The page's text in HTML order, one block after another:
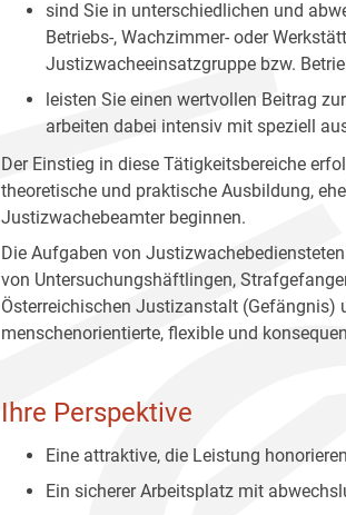
sind Sie in unterschiedlichen und
Betriebs-, Wachzimmer- oder
Justizwacheeinsatzgruppe bzw.
leisten Sie einen wertvollen Beitrag
arbeiten dabei intensiv mit speziell
Der Einstieg in diese Tätigkeitsbereiche
theoretische und praktische Ausbildung,
Justizwachebeamter beginnen.
Die Aufgaben von
von Untersuchungshäftlingen,
Österreichischen Justizanstalt (Gefängnis)
menschenorientierte, flexible und
Ihre Perspektive
Eine attraktive, die Leistung
Ein sicherer Arbeitsplatz mit